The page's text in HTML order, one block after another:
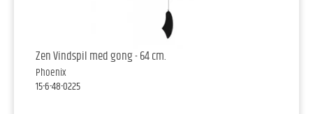
Zen Vindspil med gong - 64 cm.
Phoenix
15-6-48-0225